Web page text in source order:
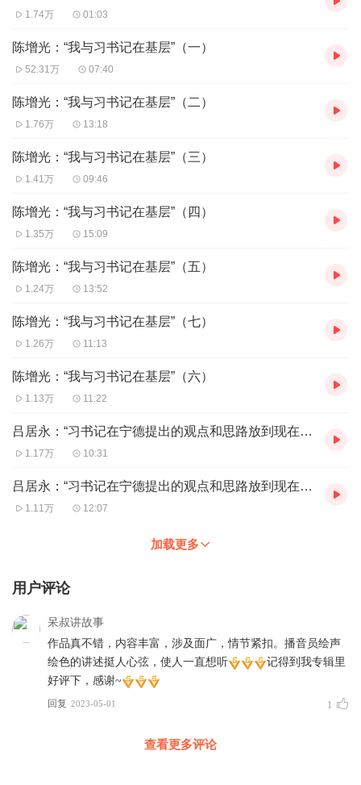
九”。正是在这样一个“老、少、边、岛、穷”的地方，刚满35岁的习
念，倡导“滴水穿石”精神，把工作重心放在改善宁德基础设施和人民
生活水平上，下决心带领闽东百姓摆脱贫困。他始终把为民办实事
摆在首位，访贫问苦，关心少数民族群众，以务实精神为当地百姓
打造了一个又一个民心工程。他始终把抓好经济工作作为地方领导
工作的主业，提出“大农业”“大工业”理念，提倡搞“经济大合唱”。他
始终把作风建设作为改善党的领导的突破口，重点解决群众反映强
组采访实录，生动、真实地再现了习近平同志在宁德两年的工作轨
迹。所有采访对象，不论是当年与习近平同志共事的班子成员还是
表达出这样的共同印象，就是：习近平同志在30年前主政宁德时，
就已经表现出客观清醒、立足长远的战略思维，求真务实、从严治
我的广阔胸襟。
习近平同志对闽东感情很深，他曾说：“宁德是我魂牵梦绕的地
方。”他1990年1月写下《闽东之光》一文，满腔热情地说出“知我闽
东、爱我闽东、建我闽东”的话语。离开宁德赴福州上任之前，还对
宁德地直机关领导干部动情地说：“人虽然即将离开闽东，但我留下
了一颗热爱闽东的赤诚之心，我会时常牵挂、关注闽东的工作，积
喜悦和欣慰。”在这组采访实录中，采访对象都谈到了习近平同志对
闽东山山水水的眷恋，对朴实真挚的闽东人民的热爱。闽东是我国
充分展现了他心系我国贫困地区发展、改变基层群众生活面貌的为
民情怀，展现了中国共产党为人民谋幸福、为民族谋复兴的初心使
1.74万 01:03
陈增光：“我与习书记在基层”（一）
52.31万 07:40
陈增光：“我与习书记在基层”（二）
1.76万 13:18
陈增光：“我与习书记在基层”（三）
1.41万 09:46
陈增光：“我与习书记在基层”（四）
1.35万 15:09
陈增光：“我与习书记在基层”（五）
1.24万 13:52
陈增光：“我与习书记在基层”（七）
1.26万 11:13
陈增光：“我与习书记在基层”（六）
1.13万 11:22
吕居永：“习书记在宁德提出的观点和思路放到现在都是非常恰当和深刻的”（一）
1.17万 10:31
吕居永：“习书记在宁德提出的观点和思路放到现在都是非常恰当和深刻的”（二）
1.11万 12:07
加载更多
用户评论
呆叔讲故事
作品真不错，内容丰富，涉及面广，情节紧扣。播音员绘声
绘色的讲述挺人心弦，使人一直想听
记得到我专辑里
好评下，感谢~
回复 2023-05-01 1
查看更多评论